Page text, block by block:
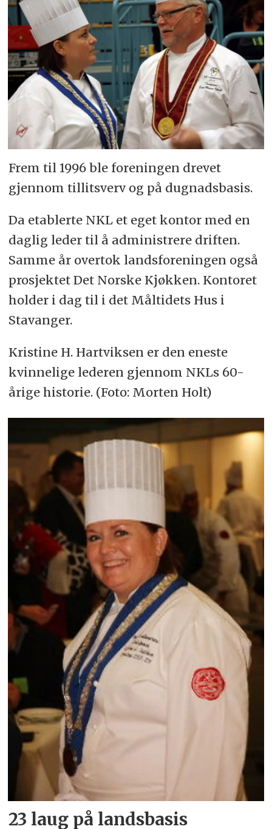
Frem til 1996 ble foreningen drevet
gjennom tillitsverv og på dugnadsbasis.
Da etablerte NKL et eget kontor med en
daglig leder til å administrere driften.
Samme år overtok landsforeningen også
prosjektet Det Norske Kjøkken. Kontoret
holder i dag til i det Måltidets Hus i
Stavanger.
Kristine H. Hartviksen er den eneste
kvinnelige lederen gjennom NKLs 60-
årige historie. (Foto: Morten Holt)
23 laug på landsbasis